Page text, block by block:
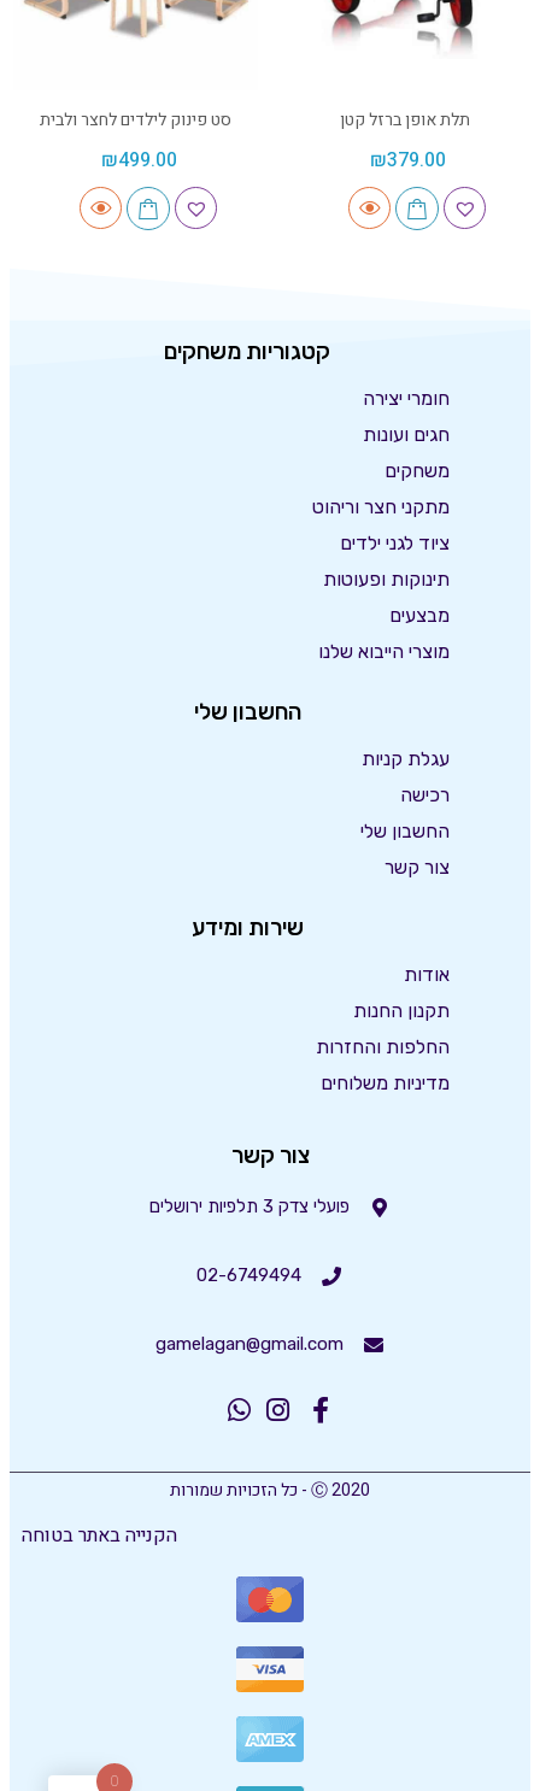
תלת אופן ברזל קטן
₪379.00
סט פינוק לילדים לחצר ולבית
₪499.00
קטגוריות משחקים
חומרי יצירה
חגים ועונות
משחקים
מתקני חצר וריהוט
ציוד לגני ילדים
תינוקות ופעוטות
מבצעים
מוצרי הייבוא שלנו
החשבון שלי
עגלת קניות
רכישה
החשבון שלי
צור קשר
שירות ומידע
אודות
תקנון החנות
החלפות והחזרות
מדיניות משלוחים
צור קשר
פועלי צדק 3 תלפיות ירושלים
02-6749494
gamelagan@gmail.com
Ⓒ 2020 - כל הזכויות שמורות
הקנייה באתר בטוחה
0